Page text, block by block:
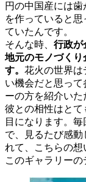
円の中国産には
を作っていると
ていたんです。
そんな時、 行政が
地元のモノづく
す。 花火の世界は
い機会だと思っ
ーの方を紹介いた
彼との相性はと
目になります。
で、見るたび感動
れて、こちらの想
このギャラリーの